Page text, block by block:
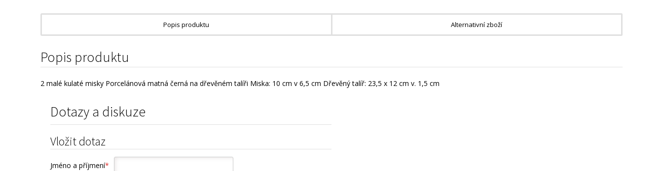
Popis produktu Alternativní zboží
Popis produktu
2 malé kulaté misky Porcelánová matná černá na dřevěném talíři Miska: 10 cm v 6,5 cm Dřevěný talíř: 23,5 x 12 cm v. 1,5 cm
Dotazy a diskuze
Vložit dotaz
Jméno a příjmení*